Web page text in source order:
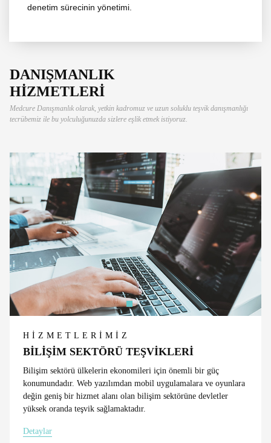
denetim sürecinin yönetimi.
DANIŞMANLIK
HİZMETLERİ
Medcure Danışmanlık olarak, yetkin kadromuz ve uzun soluklu teşvik danışmanlığı
tecrübemiz ile bu yolculuğunuzda sizlere eşlik etmek istiyoruz.
HİZMETLERİMİZ
BİLİŞİM SEKTÖRÜ TEŞVİKLERİ
Bilişim sektörü ülkelerin ekonomileri için önemli bir güç
konumundadır. Web yazılımdan mobil uygulamalara ve oyunlara
değin geniş bir hizmet alanı olan bilişim sektörüne devletler
yüksek oranda teşvik sağlamaktadır.
Detaylar